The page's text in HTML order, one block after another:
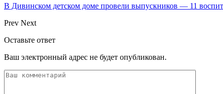
В Дивинском детском доме провели выпускников — 11
Prev Next
Оставьте ответ
Ваш электронный адрес не будет опубликован.